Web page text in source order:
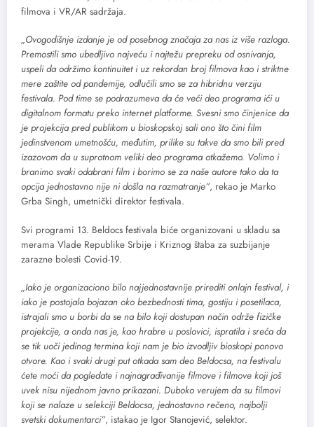
filmova i VR/AR sadržaja.
„Ovogodišnje izdanje je od posebnog značaja za nas iz više razloga.
Premostili smo ubedljivo najveću i najtežu prepreku od osnivanja,
uspeli da održimo kontinuitet i uz rekordan broj filmova kao i striktne
mere zaštite od pandemije, odlučili smo se za hibridnu verziju
festivala. Pod time se podrazumeva da će veći deo programa ići u
digitalnom formatu preko internet platforme. Svesni smo činjenice da
je projekcija pred publikom u bioskopskoj sali ono što čini film
jedinstvenom umetnošću, međutim, prilike su takve da smo bili pred
izazovom da u suprotnom veliki deo programa otkažemo. Volimo i
branimo svaki odabrani film i borimo se za naše autore tako da ta
opcija jednostavno nije ni došla na razmatranje”, rekao je Marko
Grba Singh, umetnički direktor festivala.
Svi programi 13. Beldocs festivala biće organizovani u skladu sa
merama Vlade Republike Srbije i Kriznog štaba za suzbijanje
zarazne bolesti Covid-19.
„Iako je organizaciono bilo najjednostavnije prirediti onlajn festival, i
iako je postojala bojazan oko bezbednosti tima, gostiju i posetilaca,
istrajali smo u borbi da se na bilo koji dostupan način održe fizičke
projekcije, a onda nas je, kao hrabre u poslovici, ispratila i sreća da
se tik uoči jedinog termina koji nam je bio izvodljiv bioskopi ponovo
otvore. Kao i svaki drugi put otkada sam deo Beldocsa, na festivalu
ćete moći da pogledate i najnagrađivanije filmove i filmove koji još
uvek nisu nijednom javno prikazani. Duboko verujem da su filmovi
koji se nalaze u selekciji Beldocsa, jednostavno rečeno, najbolji
svetski dokumentarci”, istakao je Igor Stanojević, selektor.